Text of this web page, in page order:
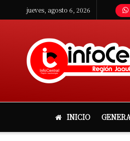
jueves, agosto 6, 2026
INICIO